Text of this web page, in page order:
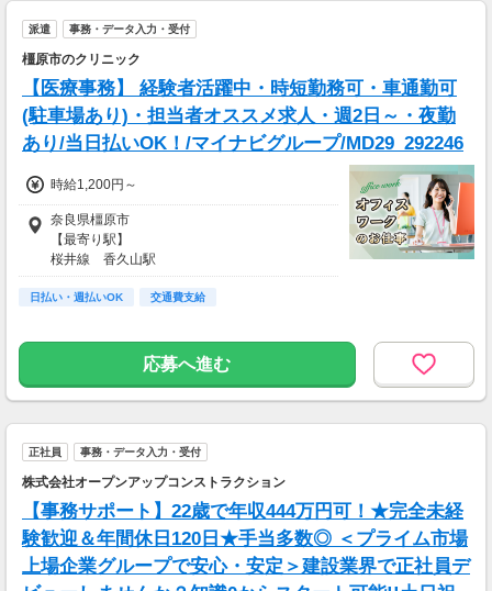
＜ガッツリ稼ぎたいあなたは・・・＞
■配達日数：11日
■平均配送件数：24件/日
■使用車両：軽貨物
して配達が可能！
もちろんガッツリ働きたい方も大歓迎です♪
あなたのライフスタイルに合わせて配達できま
す！
※上記は2026年6月の奈良県の実績例です。あ
派遣 事務・データ入力・受付
橿原市のクリニック
【医療事務】 経験者活躍中・時短勤務可・車通勤可
(駐車場あり)・担当者オススメ求人・週2日～・夜勤
あり/当日払いOK！/マイナビグループ/MD29_292246
時給1,200円～
奈良県橿原市
【最寄り駅】
桜井線 香久山駅
【アクセス】
香久山駅から徒歩8分(700m)
日払い・週払いOK 交通費支給
応募へ進む
正社員 事務・データ入力・受付
株式会社オープンアップコンストラクション
【事務サポート】22歳で年収444万円可！★完全未経
験歓迎＆年間休日120日★手当多数◎ ＜プライム市場
上場企業グループで安心・安定＞建設業界で正社員デ